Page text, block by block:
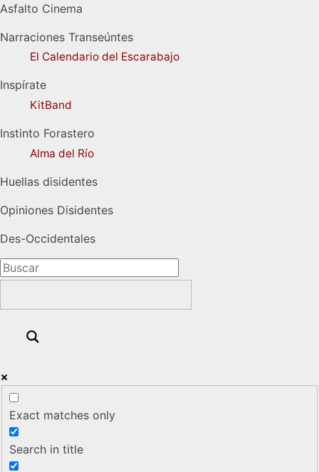
Asfalto Cinema
Narraciones Transeúntes
El Calendario del Escarabajo
Inspírate
KitBand
Instinto Forastero
Alma del Río
Huellas disidentes
Opiniones Disidentes
Des-Occidentales
Exact matches only
Search in title